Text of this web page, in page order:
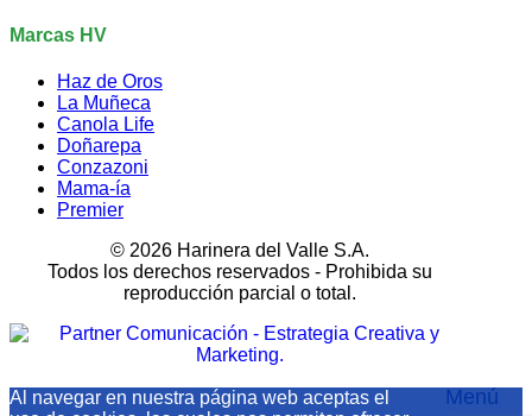
Marcas HV
Haz de Oros
La Muñeca
Canola Life
Doñarepa
Conzazoni
Mama-ía
Premier
© 2026 Harinera del Valle S.A.
Todos los derechos reservados - Prohibida su
reproducción parcial o total.
Menú
Al navegar en nuestra página web aceptas el